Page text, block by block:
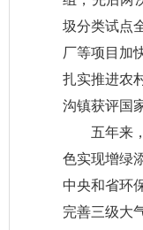
圾分类试点
厂等项目加
扎实推进农
沟镇获评国
五年来
色实现增绿
中央和省环
完善三级大